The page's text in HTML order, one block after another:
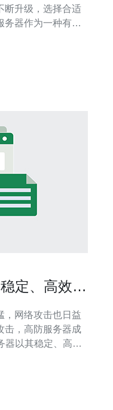
断升级，选择合适
务器作为一种有效
据安全。 香港高
定、高效、
，网络攻击也日益
击，高防服务器成
器以其稳定、高效
器的稳定性。无